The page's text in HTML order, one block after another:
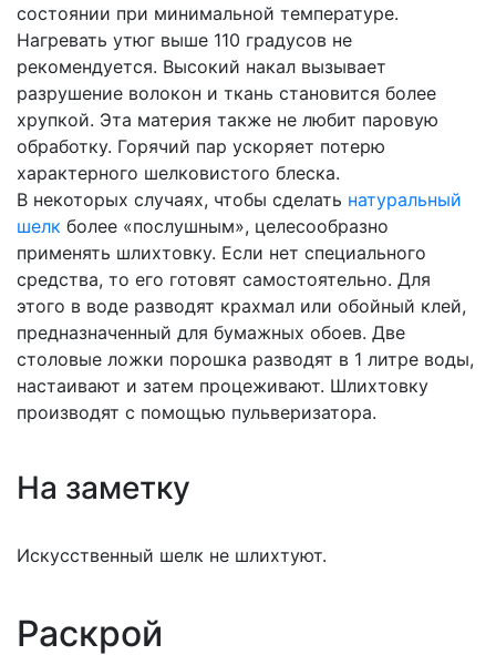
состоянии при минимальной температуре.
Нагревать утюг выше 110 градусов не
рекомендуется. Высокий накал вызывает
разрушение волокон и ткань становится более
хрупкой. Эта материя также не любит паровую
обработку. Горячий пар ускоряет потерю
характерного шелковистого блеска.
В некоторых случаях, чтобы сделатьнатуральный
шелкболее «послушным», целесообразно
применять шлихтовку. Если нет специального
средства, то его готовят самостоятельно. Для
этого в воде разводят крахмал или обойный клей,
предназначенный для бумажных обоев. Две
столовые ложки порошка разводят в 1 литре воды,
настаивают и затем процеживают. Шлихтовку
производят с помощью пульверизатора.
На заметку
Искусственный шелк не шлихтуют.
Раскрой